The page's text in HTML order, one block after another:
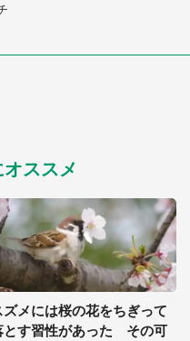
ススメ
ズメには桜の花をちぎって
とす習性があった その可